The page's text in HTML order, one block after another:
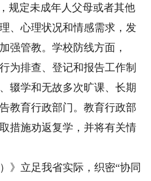
规定未成年人父母或者其他
、心理状况和情感需求，发
强管教。学校防线方面，
为排查、登记和报告工作制
辍学和无故多次旷课、长期
教育行政部门。教育行政部
措施劝返复学，并将有关情
立足我省实际，织密“协同